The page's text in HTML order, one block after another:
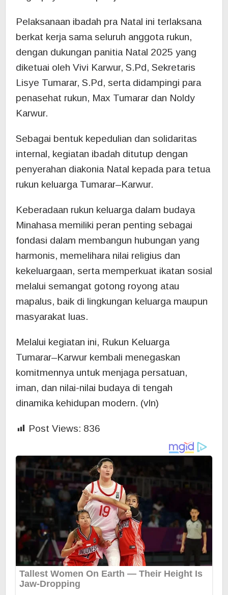
Pelaksanaan ibadah pra Natal ini terlaksana
berkat kerja sama seluruh anggota rukun,
dengan dukungan panitia Natal 2025 yang
diketuai oleh Vivi Karwur, S.Pd, Sekretaris
Lisye Tumarar, S.Pd, serta didampingi para
penasehat rukun, Max Tumarar dan Noldy
Karwur.
Sebagai bentuk kepedulian dan solidaritas
internal, kegiatan ibadah ditutup dengan
penyerahan diakonia Natal kepada para tetua
rukun keluarga Tumarar–Karwur.
Keberadaan rukun keluarga dalam budaya
Minahasa memiliki peran penting sebagai
fondasi dalam membangun hubungan yang
harmonis, memelihara nilai religius dan
kekeluargaan, serta memperkuat ikatan sosial
melalui semangat gotong royong atau
mapalus, baik di lingkungan keluarga maupun
masyarakat luas.
Melalui kegiatan ini, Rukun Keluarga
Tumarar–Karwur kembali menegaskan
komitmennya untuk menjaga persatuan,
iman, dan nilai-nilai budaya di tengah
dinamika kehidupan modern. (vln)
Post Views: 836